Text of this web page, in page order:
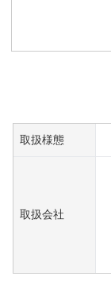
取扱様態
取扱会社